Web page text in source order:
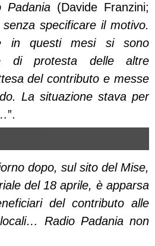
Padania (Davide Franzini;
specificare il motivo.
in questi mesi si sono
di protesta delle altre
del contributo e messe
La situazione stava per
”.
dopo, sul sito del Mise,
del 18 aprile, è apparsa
del contributo alle
Radio Padania non